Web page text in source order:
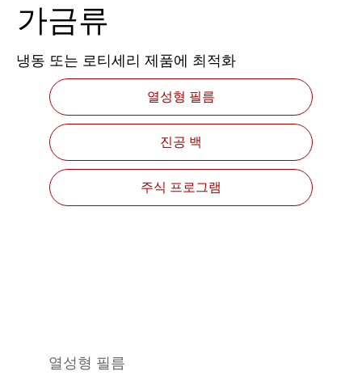
열성형 필름
진공 백
주식 프로그램
냉동 또는 로티세리 제품에 최적화
가금류
열성형 필름